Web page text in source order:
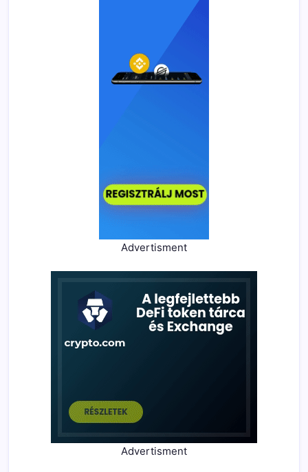
Advertisment
Advertisment